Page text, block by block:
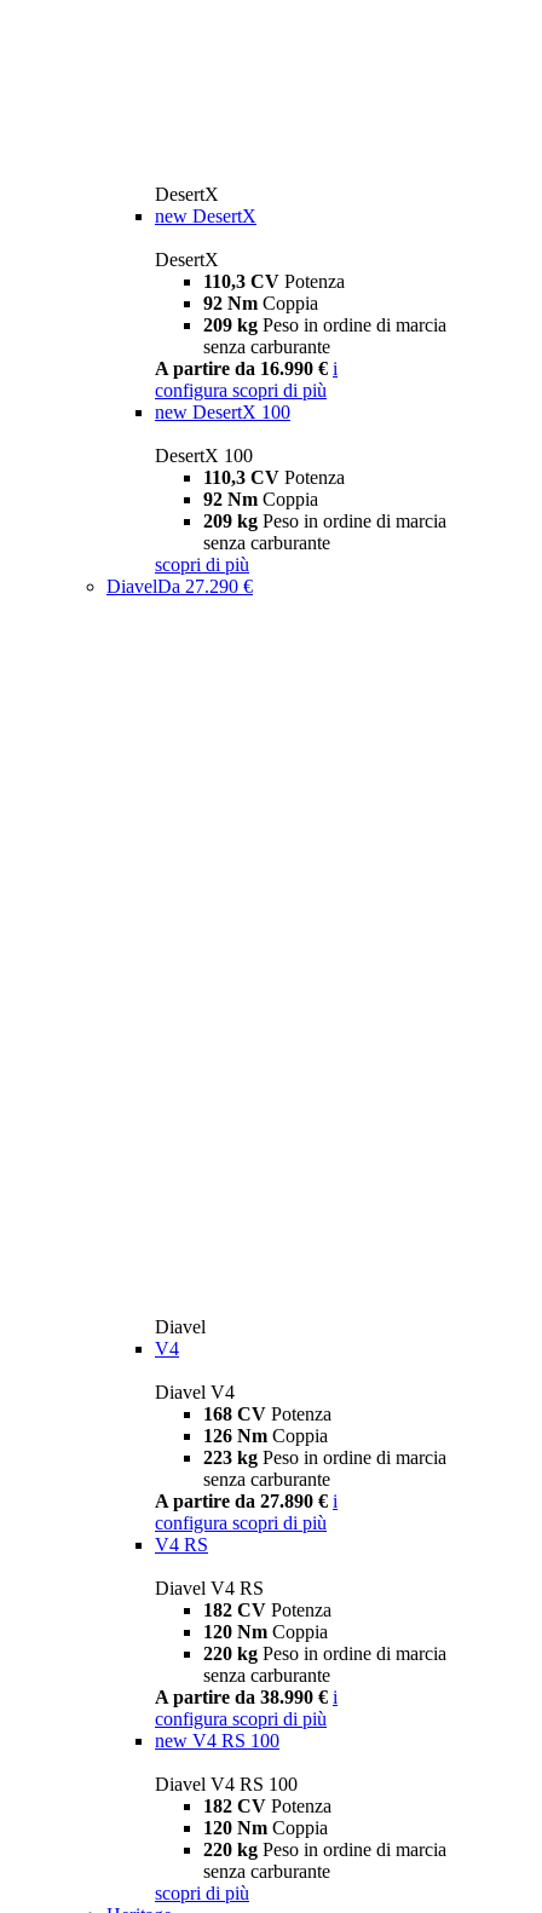
DesertX
new DesertX
DesertX
110,3 CV Potenza
92 Nm Coppia
209 kg Peso in ordine di marcia
senza carburante
A partire da 16.990 € i
configura scopri di più
new DesertX 100
DesertX 100
110,3 CV Potenza
92 Nm Coppia
209 kg Peso in ordine di marcia
senza carburante
scopri di più
DiavelDa 27.290 €
Diavel
V4
Diavel V4
168 CV Potenza
126 Nm Coppia
223 kg Peso in ordine di marcia
senza carburante
A partire da 27.890 € i
configura scopri di più
V4 RS
Diavel V4 RS
182 CV Potenza
120 Nm Coppia
220 kg Peso in ordine di marcia
senza carburante
A partire da 38.990 € i
configura scopri di più
new V4 RS 100
Diavel V4 RS 100
182 CV Potenza
120 Nm Coppia
220 kg Peso in ordine di marcia
senza carburante
scopri di più